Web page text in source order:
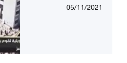
05/11/2021